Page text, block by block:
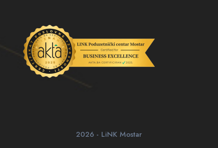
2026 - LiNK Mostar